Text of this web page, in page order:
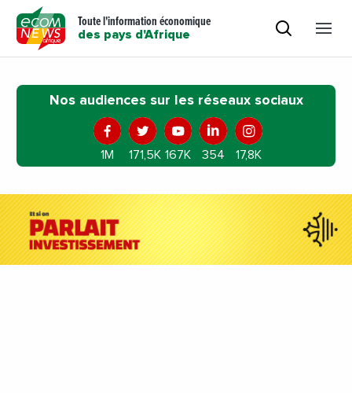
Toute l'information économique
des pays d'Afrique
Nos audiences sur les réseaux sociaux
1M 171,5K 167K 354 17,8K